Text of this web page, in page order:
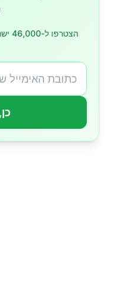
עקרונות תזונתיים